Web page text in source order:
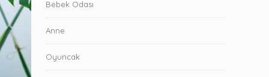
Bebek Odası
Anne
Oyuncak